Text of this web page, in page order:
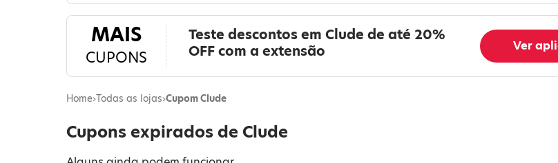
MAIS
CUPONS
Teste descontos em Clude de até 20%
OFF com a extensão
Ver
Cupons expirados de Clude
Home›Todas as lojas›Cupom Clude